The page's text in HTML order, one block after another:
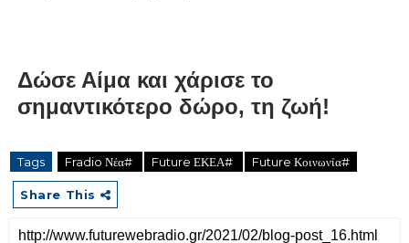
Δώσε Αίμα και χάρισε το
σημαντικότερο δώρο, τη ζωή!
Tags Fradio Νέα# Future ΕΚΕΑ# Future Κοινωνία#
Share This